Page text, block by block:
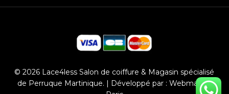
© 2026 Lace4less Salon de coiffure & Magasin spécialisé
de Perruque Martinique. | Développé par : Webmaster